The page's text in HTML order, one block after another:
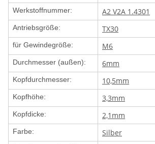
Werkstoffnummer: A2 V2A 1.4301
Antriebsgröße: TX30
für Gewindegröße: M6
Durchmesser (außen): 6mm
Kopfdurchmesser: 10,5mm
Kopfhöhe: 3,3mm
Kopfdicke: 2,1mm
Farbe: Silber